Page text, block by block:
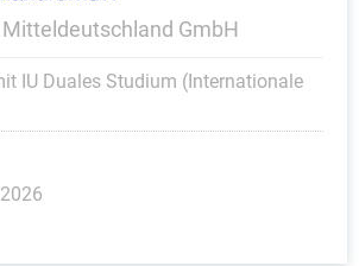
GmbH
IU Duales Studium (Internationale